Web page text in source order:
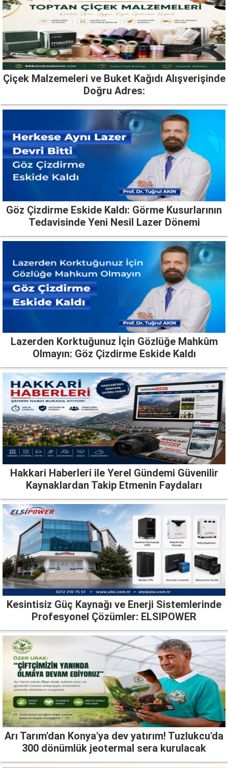
Çiçek Malzemeleri ve Buket Kağıdı Alışverişinde
Doğru Adres:
Göz Çizdirme Eskide Kaldı: Görme Kusurlarının
Tedavisinde Yeni Nesil Lazer Dönemi
Lazerden Korktuğunuz İçin Gözlüğe Mahkûm
Olmayın: Göz Çizdirme Eskide Kaldı
Hakkari Haberleri ile Yerel Gündemi Güvenilir
Kaynaklardan Takip Etmenin Faydaları
Kesintisiz Güç Kaynağı ve Enerji Sistemlerinde
Profesyonel Çözümler: ELSIPOWER
Arı Tarım'dan Konya'ya dev yatırım! Tuzlukcu'da
300 dönümlük jeotermal sera kurulacak